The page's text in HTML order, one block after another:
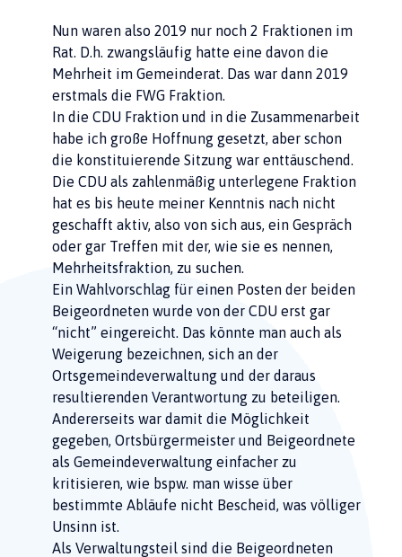
Nun waren also 2019 nur noch 2 Fraktionen im
Rat. D.h. zwangsläufig hatte eine davon die
Mehrheit im Gemeinderat. Das war dann 2019
erstmals die FWG Fraktion.
In die CDU Fraktion und in die Zusammenarbeit
habe ich große Hoffnung gesetzt, aber schon
die konstituierende Sitzung war enttäuschend.
Die CDU als zahlenmäßig unterlegene Fraktion
hat es bis heute meiner Kenntnis nach nicht
geschafft aktiv, also von sich aus, ein Gespräch
oder gar Treffen mit der, wie sie es nennen,
Mehrheitsfraktion, zu suchen.
Ein Wahlvorschlag für einen Posten der beiden
Beigeordneten wurde von der CDU erst gar
“nicht” eingereicht. Das könnte man auch als
Weigerung bezeichnen, sich an der
Ortsgemeindeverwaltung und der daraus
resultierenden Verantwortung zu beteiligen.
Andererseits war damit die Möglichkeit
gegeben, Ortsbürgermeister und Beigeordnete
als Gemeindeverwaltung einfacher zu
kritisieren, wie bspw. man wisse über
bestimmte Abläufe nicht Bescheid, was völliger
Unsinn ist.
Als Verwaltungsteil sind die Beigeordneten